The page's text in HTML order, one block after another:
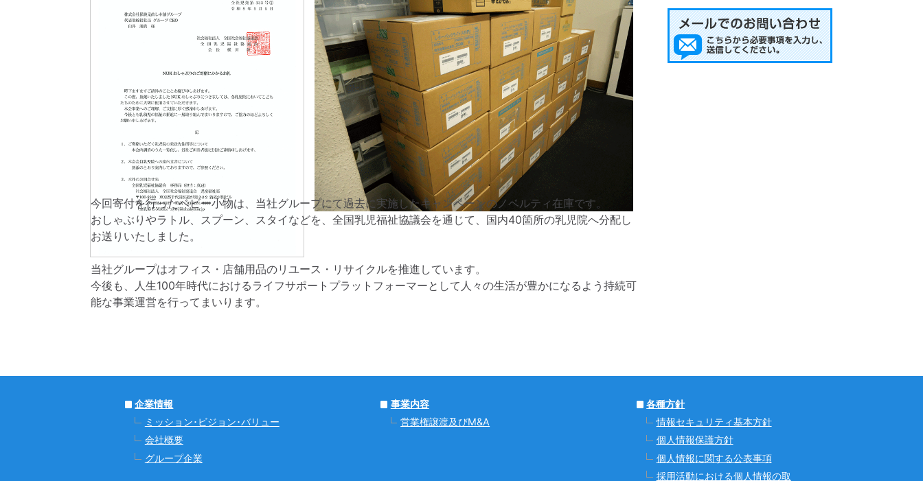
今回寄付を行ったベビー小物は、当社グループにて過去に実施したキャンペーンのノベルティ在庫です。
おしゃぶりやラトル、スプーン、スタイなどを、全国乳児福祉協議会を通じて、国内40箇所の乳児院へ分配し
お送りいたしました。
当社グループはオフィス・店舗用品のリユース・リサイクルを推進しています。
今後も、人生100年時代におけるライフサポートプラットフォーマーとして人々の生活が豊かになるよう持続可
能な事業運営を行ってまいります。
企業情報
ミッション･ビジョン･バリュー
会社概要
グループ企業
事業内容
営業権譲渡及びM&A
各種方針
情報セキュリティ基本方針
個人情報保護方針
個人情報に関する公表事項
採用活動における個人情報の取